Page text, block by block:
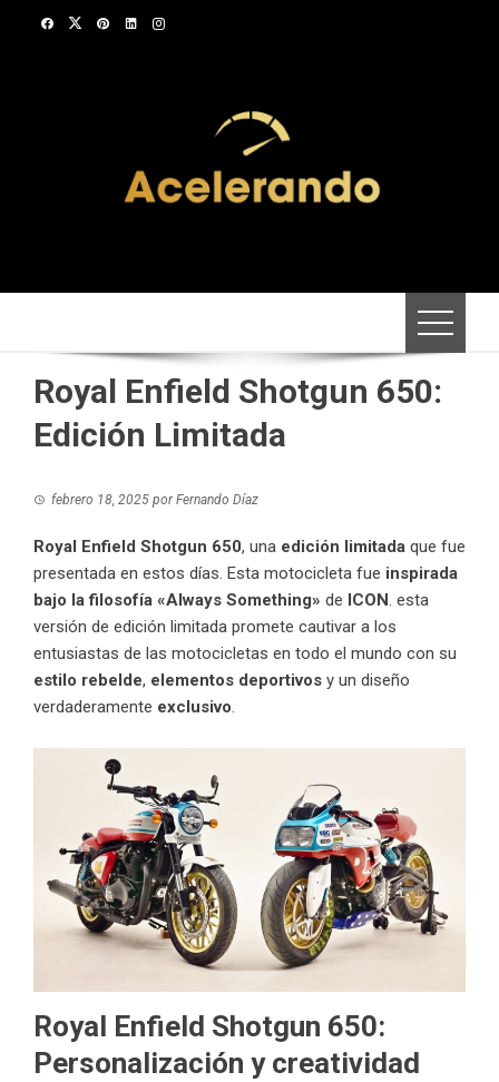
Royal Enfield Shotgun 650:
Edición Limitada
febrero 18, 2025 porFernando Díaz
Royal Enfield Shotgun 650, una edición limitada que fue
presentada en estos días. Esta motocicleta fue inspirada
bajo la filosofía «Always Something» de ICON. esta
versión de edición limitada promete cautivar a los
entusiastas de las motocicletas en todo el mundo con su
estilo rebelde, elementos deportivos y un diseño
verdaderamente exclusivo.
Royal Enfield Shotgun 650:
Personalización y creatividad